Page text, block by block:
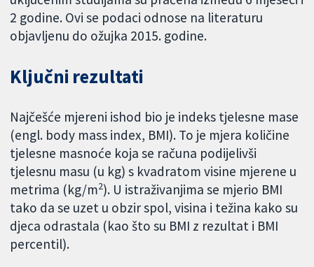
2 godine. Ovi se podaci odnose na literaturu
objavljenu do ožujka 2015. godine.
Ključni rezultati
Najčešće mjereni ishod bio je indeks tjelesne mase
(engl. body mass index, BMI). To je mjera količine
tjelesne masnoće koja se računa podijelivši
tjelesnu masu (u kg) s kvadratom visine mjerene u
metrima (kg/m2). U istraživanjima se mjerio BMI
tako da se uzet u obzir spol, visina i težina kako su
djeca odrastala (kao što su BMI z rezultat i BMI
percentil).